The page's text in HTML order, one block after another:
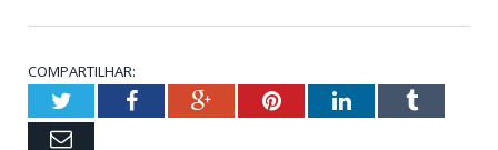
COMPARTILHAR:
TwitterFacebookGoogle+PinterestLinkedInTumblr
Email